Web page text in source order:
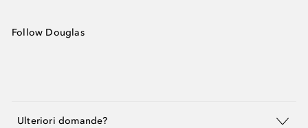
Follow Douglas
Ulteriori domande?